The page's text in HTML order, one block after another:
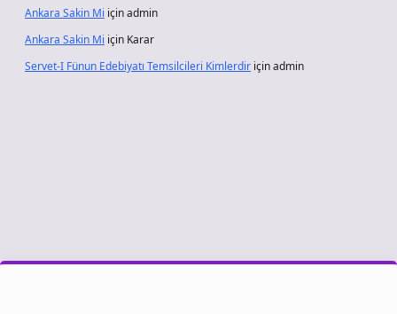
Ankara Sakin Mi içinadmin
Ankara Sakin Mi için Karar
Servet-I Fünun Edebiyatı Temsilcileri Kimlerdir içinadmin